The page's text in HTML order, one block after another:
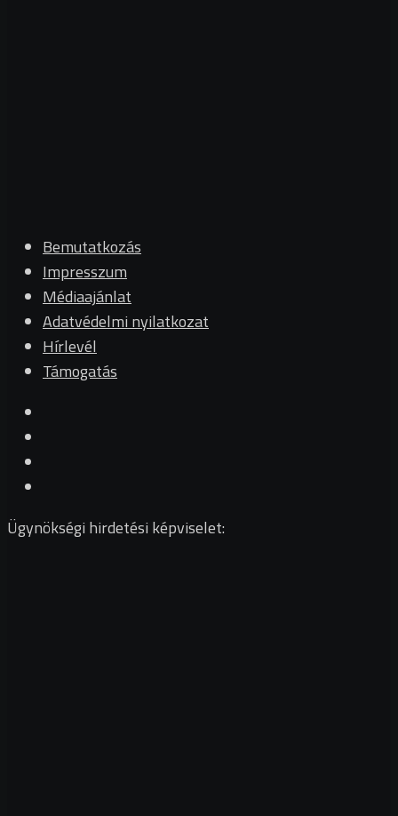
Bemutatkozás
Impresszum
Médiaajánlat
Adatvédelmi nyilatkozat
Hírlevél
Támogatás
Ügynökségi hirdetési képviselet: